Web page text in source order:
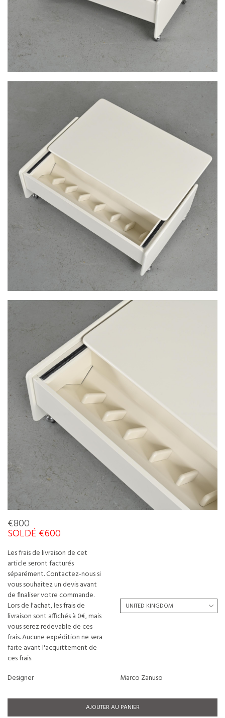
€800
SOLDÉ €600
Les frais de livraison de cet
article seront facturés
séparément. Contactez-nous si
vous souhaitez un devis avant
de finaliser votre commande.
Lors de l'achat, les frais de
livraison sont affichés à 0€, mais
vous serez redevable de ces
frais. Aucune expédition ne sera
faite avant l'acquittement de
ces frais.
Designer
Marco Zanuso
AJOUTER AU PANIER